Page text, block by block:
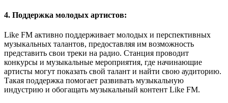
4. Поддержка молодых артистов:
Like FM активно поддерживает молодых и перспективных
музыкальных талантов, предоставляя им возможность
представить свои треки на радио. Станция проводит
конкурсы и музыкальные мероприятия, где начинающие
артисты могут показать свой талант и найти свою аудиторию.
Такая поддержка помогает развивать музыкальную
индустрию и обогащать музыкальный контент Like FM.